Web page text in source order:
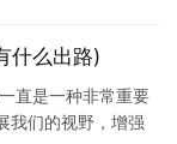
什么出路)
直是一种非常重要
我们的视野，增强